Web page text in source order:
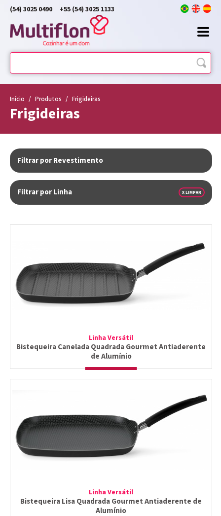
(54) 3025 0490 +55 (54) 3025 1133
Início / Produtos / Frigideiras
Frigideiras
Filtrar por Revestimento
Filtrar por Linha X LIMPAR
Linha Versátil
Bistequeira Canelada Quadrada Gourmet Antiaderente
de Alumínio
Linha Versátil
Bistequeira Lisa Quadrada Gourmet Antiaderente de
Alumínio